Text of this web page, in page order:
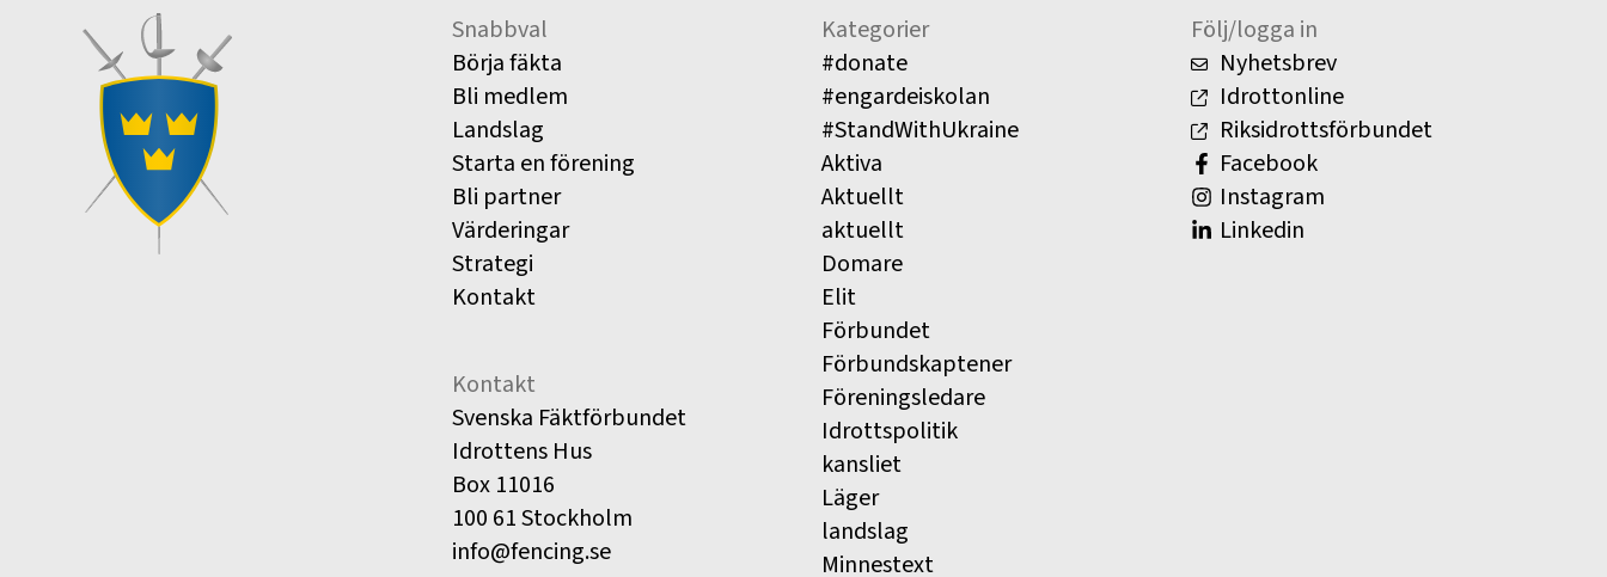
Snabbval
Börja fäkta
Bli medlem
Landslag
Starta en förening
Bli partner
Värderingar
Strategi
Kontakt
Kontakt
Svenska Fäktförbundet
Idrottens Hus
Box 11016
100 61 Stockholm
info@fencing.se
Kategorier
#donate
#engardeiskolan
#StandWithUkraine
Aktiva
Aktuellt
aktuellt
Domare
Elit
Förbundet
Förbundskaptener
Föreningsledare
Idrottspolitik
kansliet
Läger
landslag
Minnestext
Följ/logga in
Nyhetsbrev
Idrottonline
Riksidrottsförbundet
Facebook
Instagram
Linkedin